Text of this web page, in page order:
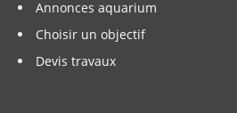
Annonces aquarium
Choisir un objectif
Devis travaux